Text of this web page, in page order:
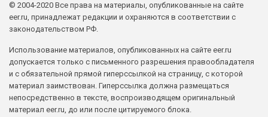
© 2004-2020 Все права на материалы, опубликованные на сайте
eer.ru, принадлежат редакции и охраняются в соответствии с
законодательством РФ.
Использование материалов, опубликованных на сайте eer.ru
допускается только с письменного разрешения правообладателя
и с обязательной прямой гиперссылкой на страницу, с которой
материал заимствован. Гиперссылка должна размещаться
непосредственно в тексте, воспроизводящем оригинальный
материал eer.ru, до или после цитируемого блока.